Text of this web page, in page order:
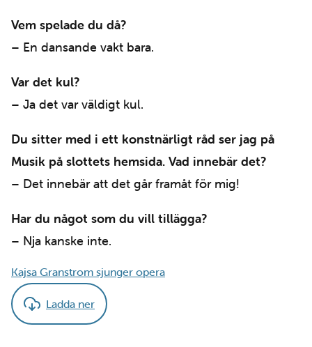
Vem spelade du då?
– En dansande vakt bara.
Var det kul?
– Ja det var väldigt kul.
Du sitter med i ett konstnärligt råd ser jag på
Musik på slottets hemsida. Vad innebär det?
– Det innebär att det går framåt för mig!
Har du något som du vill tillägga?
– Nja kanske inte.
Kajsa Granstrom sjunger opera
Ladda ner